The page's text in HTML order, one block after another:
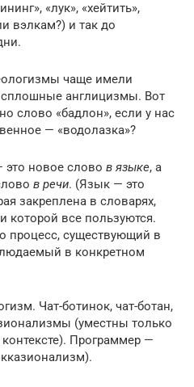
«лук», «хейтить»,
вэлкам?) и так до
чаще имели
англицизмы. Вот
слово «бадлон», если у нас
— «водолазка»?
это новое слово в языке, а
в речи. (Язык — это
закреплена в словарях,
которой все пользуются.
процесс, существующий в
в конкретном
Чат-ботинок, чат-ботан,
(уместны только
Программер —